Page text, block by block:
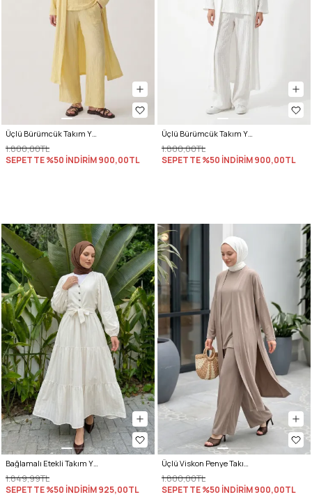
Üçlü Bürümcük Takım Y0154 - SARI
1.800,00TL
SEPETTE %50 İNDİRİM900,00TL
Üçlü Bürümcük Takım Y0154 - BEYAZ
1.800,00TL
SEPETTE %50 İNDİRİM900,00TL
Bağlamalı Etekli Takım Y0149 - KREM
1.849,99TL
SEPETTE %50 İNDİRİM925,00TL
Üçlü Viskon Penye Takım 13205 - VİZON
1.800,00TL
SEPETTE %50 İNDİRİM900,00TL